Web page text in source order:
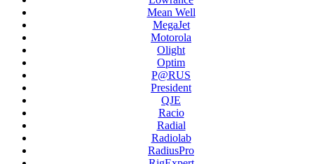
Mean Well
MegaJet
Motorola
Olight
Optim
P@RUS
President
QJE
Racio
Radial
Radiolab
RadiusPro